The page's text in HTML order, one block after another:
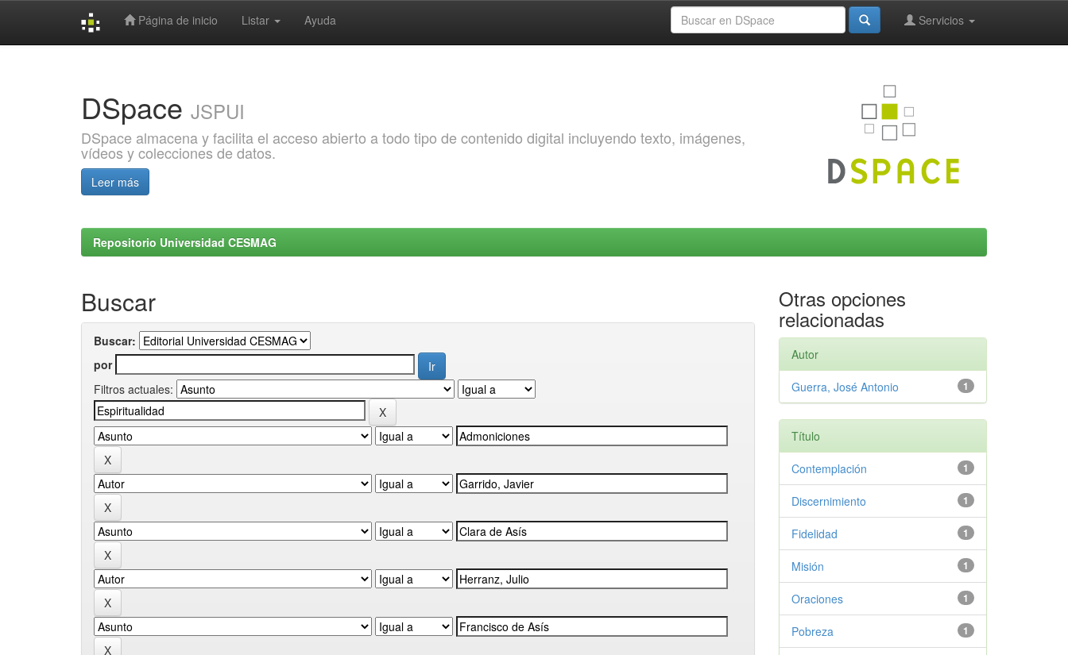
Página de inicio Listar Ayuda Servicios
DSpace JSPUI
DSpace almacena y facilita el acceso abierto a todo tipo de contenido digital incluyendo texto, imágenes,
vídeos y colecciones de datos.
Leer más
Repositorio Universidad CESMAG
Buscar
Buscar:
por
Filtros actuales:
Otras opciones
relacionadas
Autor
1
Guerra, José Antonio
Título
1
Contemplación
1
Discernimiento
1
Fidelidad
1
Misión
1
Oraciones
1
Pobreza